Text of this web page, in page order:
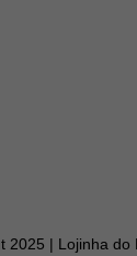
2025 | Lojinha do